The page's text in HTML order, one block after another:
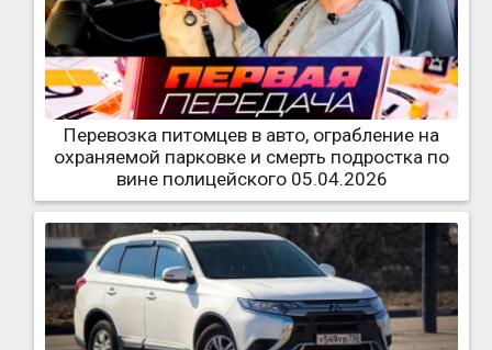
Перевозка питомцев в авто, ограбление на
охраняемой парковке и смерть подростка по
вине полицейского 05.04.2026